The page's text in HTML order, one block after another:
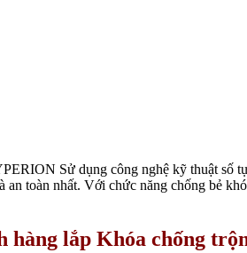
Sử dụng công nghệ kỹ thuật số
an toàn nhất. Với chức năng chống bẻ
hàng lắp Khóa chống